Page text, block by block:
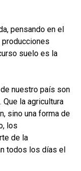
pensando en el
suelo es la
nuestro país son
la agricultura
sino una forma de
los
de la
todos los días el